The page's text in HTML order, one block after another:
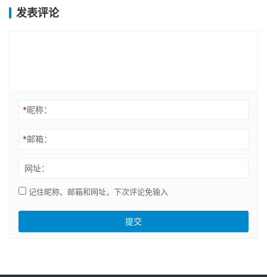
发表评论
*昵称：
*邮箱：
网址：
记住昵称、邮箱和网址，下次评论免输入